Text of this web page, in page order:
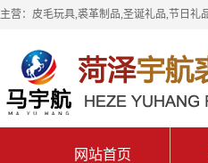
主营：皮毛玩具,裘革制品,圣诞礼品,节日礼
网站首页